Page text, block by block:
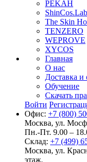
PEKAH
ShinCos.Lab
The Skin
TENZERO
WEPROVE
XYCOS
Главная
О нас
Доставка и
Обучение
Скачать
Войти
Офис: +7 (800)
Москва, ул.
Пн.-Пт. 9.00 –
Склад: +7 (499)
Москва, ул.
этаж.